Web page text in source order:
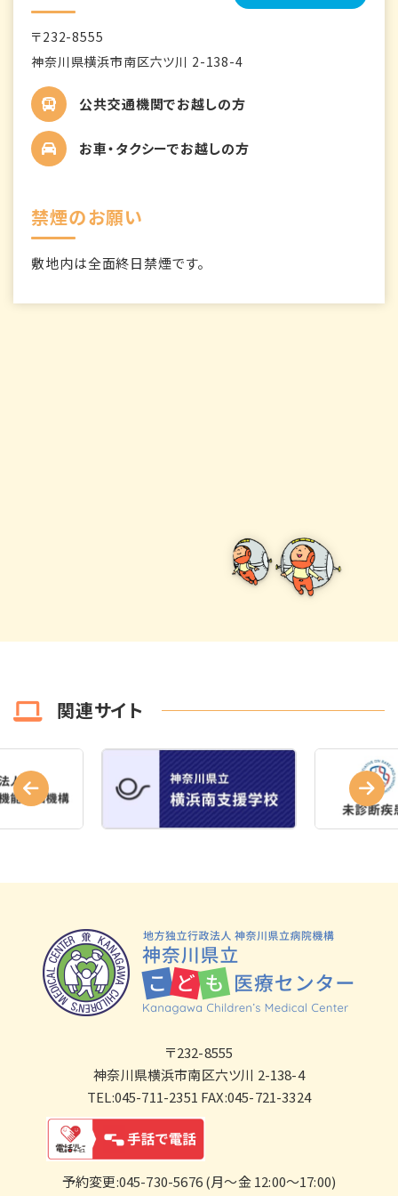
〒232-8555
神奈川県横浜市南区六ツ川 2-138-4
公共交通機関でお越しの方
お車・タクシーでお越しの方
禁煙のお願い
敷地内は全面終日禁煙です。
関連サイト
〒232-8555
神奈川県横浜市南区六ツ川 2-138-4
TEL:045-711-2351 FAX:045-721-3324
予約変更:045-730-5676 (月～金 12:00～17:00)